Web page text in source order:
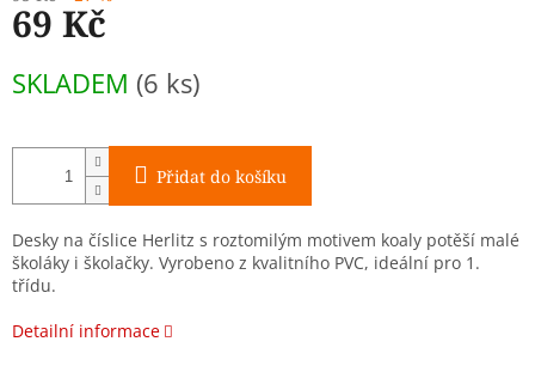
69 Kč
cena:
SKLADEM (6 ks)
Přidat do košíku
Desky na číslice Herlitz s roztomilým motivem koaly potěší malé
školáky i školačky. Vyrobeno z kvalitního PVC, ideální pro 1.
třídu.
Detailní informace